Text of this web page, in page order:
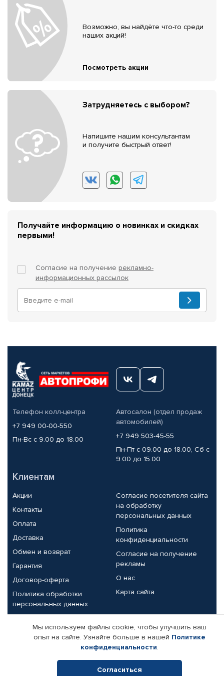
Возможно, вы найдёте что-то среди
наших акций!
Посмотреть акции
Затрудняетесь с выбором?
Напишите нашим консультантам
и получите быстрый ответ!
Получайте информацию о новинках и скидках
первыми!
Согласие на получение рекламно-
информационных рассылок
Телефон колл-центра
+7 949 00-00-550
Пн-Вс с 9.00 до 18.00
Автосалон (отдел продаж
автомобилей)
+7 949 503-45-55
Пн-Пт с 09.00 до 18.00, Сб с
9.00 до 15.00
Клиентам
Акции
Контакты
Оплата
Доставка
Обмен и возврат
Гарантия
Договор-оферта
Политика обработки
персональных данных
Согласие посетителя сайта
на обработку
персональных данных
Политика
конфиденциальности
Согласие на получение
рекламы
О нас
Карта сайта
Партнерам
Корпоративным клиентам
Поставщикам
Реквизиты компании
Мы используем файлы cookie, чтобы улучшить ваш
опыт на сайте. Узнайте больше в нашей Политике
конфиденциальности.
Согласиться